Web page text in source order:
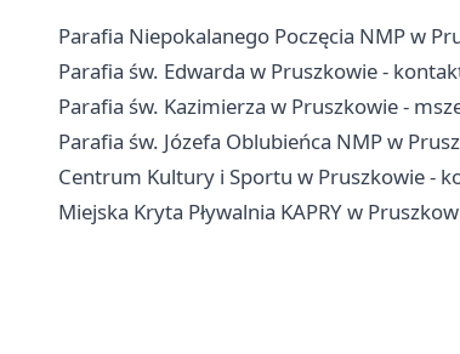
Parafia Niepokalanego Poczęcia NMP w
Parafia św. Edwarda w Pruszkowie -
Parafia św. Kazimierza w Pruszkowie -
Parafia św. Józefa Oblubieńca NMP w
Centrum Kultury i Sportu w Pruszkowie -
Miejska Kryta Pływalnia KAPRY w